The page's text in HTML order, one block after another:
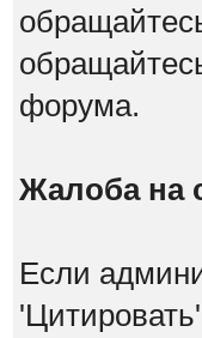
форума.
Жалоба на
Если